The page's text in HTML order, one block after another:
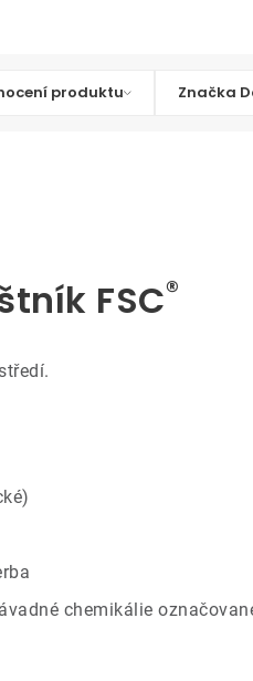
produktu Značka
FSC®
chemikálie